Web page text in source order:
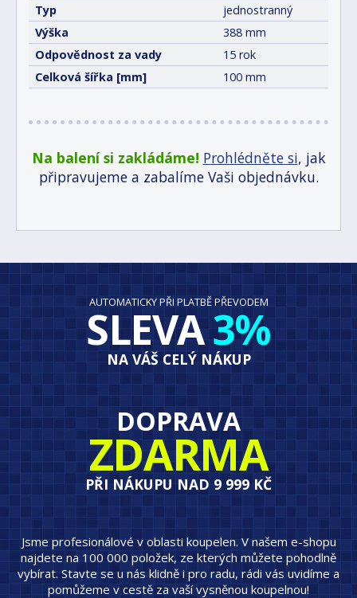
Typ
jednostranný
Výška
388 mm
Odpovědnost za vady
15 rok
Celková šířka [mm]
100 mm
Na balení si zakládáme! Prohlédněte si, jak
připravujeme a zabalíme Vaši objednávku.
AUTOMATICKY PŘI PLATBĚ PŘEVODEM
SLEVA3%
NA VÁŠ CELÝ NÁKUP
DOPRAVA
ZDARMA
PŘI NÁKUPU NAD 9 999 KČ
Jsme profesionálové v oblasti koupelen. V našem e-shopu
najdete na 100 000 položek, ze kterých můžete pohodlně
vybírat. Stavte se u nás klidně i pro radu, rádi vás uvidíme a
pomůžeme v cestě za vaší vysněnou koupelnou!